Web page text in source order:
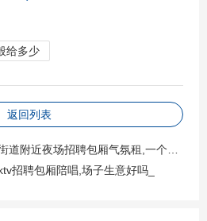
给多少
返回列表
近夜场招聘包厢气氛租,一个月工资多少
招聘包厢陪唱,场子生意好吗_